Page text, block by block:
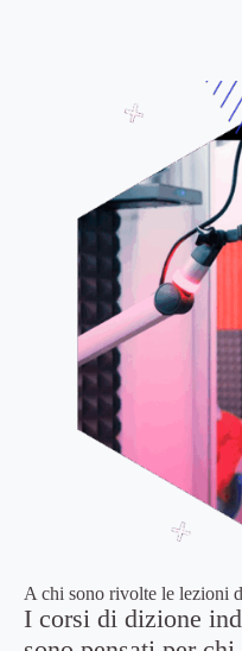
A chi sono rivolte le lezioni
I corsi di dizione